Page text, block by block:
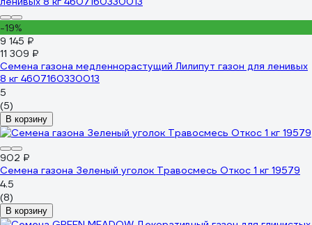
-19%
9 145 ₽
11 309 ₽
Семена газона медленнорастущий Лилипут газон для ленивых
8 кг 4607160330013
5
(5)
В корзину
902 ₽
Семена газона Зеленый уголок Травосмесь Откос 1 кг 19579
4.5
(8)
В корзину